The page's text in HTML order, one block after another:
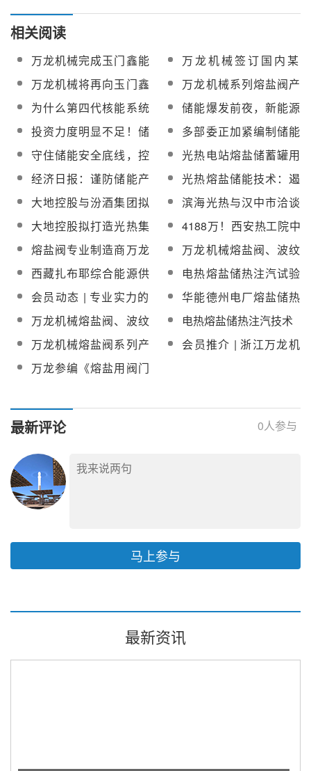
相关阅读
万龙机械完成玉门鑫能
50MW塔式光热项目40
台熔盐阀供货
万龙机械签订国内某
50MW塔式光热发电项
目熔盐阀供货合同
万龙机械将再向玉门鑫
能50MW光热发电项目
供应一批熔盐阀
万龙机械系列熔盐阀产
品将亮相第八届中国国
际光热大会
为什么第四代核能系统
——熔盐堆技术会风靡
全球，得到多国的追
捧？
储能爆发前夜，新能源
配储若干难题待解
投资力度明显不足！储
能电站数字化建设滞后
埋隐患
多部委正加紧编制储能
安全规范
守住储能安全底线，控
制好“热失控”是关键
光热电站熔盐储蓄罐用
不锈钢制造技术及产品
开发项目获甘肃省级科
技资金支持
经济日报：谨防储能产
业沦为资本盛宴
光热熔盐储能技术：遏
制“两高”解决“双控”的新
路径
大地控股与汾酒集团拟
携手共建“光热-熔盐储
能”示范项目
滨海光热与汉中市洽谈
投资合作，交流熔盐蓄
热智能互补相关技术
大地控股拟打造光热集
热系统和熔盐储能系统
全产业链核心装备制造
基地
4188万！西安热工院中
标国信靖江发电熔盐储
热技术调频/调峰/安全供
热整体解决方案
熔盐阀专业制造商万龙
机械成功入选浙江省专
精特新“小巨人”企业名单
万龙机械熔盐阀、波纹
管截止阀/闸阀等将亮相
第十届中国国际光热大
会
西藏扎布耶综合能源供
应项目熔盐截止阀招标
电热熔盐储热注汽试验
站工程熔盐开关阀、止
回阀招标公告
会员动态 | 专业实力的
体现，万龙熔盐阀实现
多行业、全方位发展
华能德州电厂熔盐储热
项目熔盐储放热阀门及
执行机构招标
万龙机械熔盐阀、波纹
管截止阀/闸阀等将亮相
第十一届中国国际光热
大会
电热熔盐储热注汽技术
万龙机械熔盐阀系列产
品将亮相CPC2025第十
二届光热大会
会员推介 | 浙江万龙机
万龙参编《熔盐用阀门
阶段
最新评论 0人参与
马上参与
最新资讯